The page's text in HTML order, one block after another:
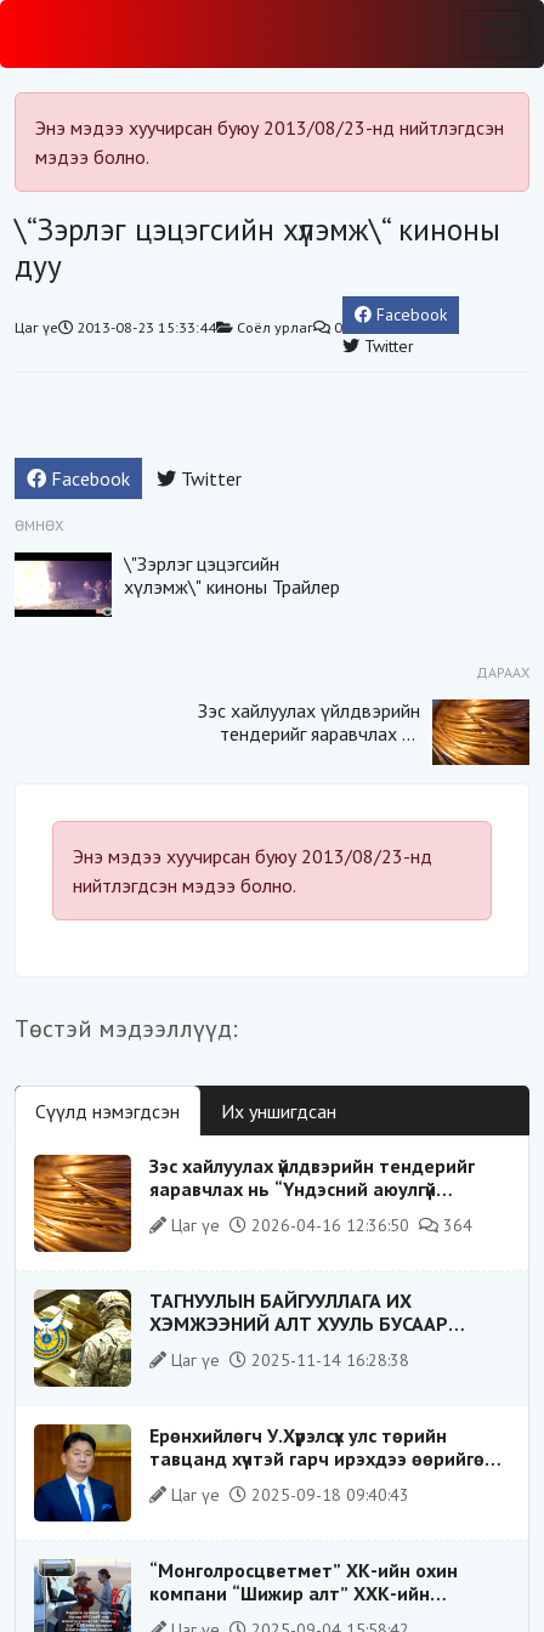
Энэ мэдээ хуучирсан буюу 2013/08/23-нд нийтлэгдсэн
мэдээ болно.
\“Зэрлэг цэцэгсийн хүлэмж\“ киноны
дуу
Цаг үе 2013-08-23 15:33:44 Соёл урлаг 0
Facebook
Twitter
Facebook Twitter
ӨМНӨХ
\"Зэрлэг цэцэгсийн
хүлэмж\" киноны Трайлер
ДАРААХ
Зэс хайлуулах үйлдвэрийн
тендерийг яаравчлах нь
Энэ мэдээ хуучирсан буюу 2013/08/23-нд
нийтлэгдсэн мэдээ болно.
Төстэй мэдээллүүд:
Сүүлд нэмэгдсэн Их уншигдсан
Зэс хайлуулах үйлдвэрийн тендерийг
яаравчлах нь “Үндэсний аюулгүй
байдал“-д эрсдэлтэй юу?
Цаг үе 2026-04-16 12:36:50 364
ТАГНУУЛЫН БАЙГУУЛЛАГА ИХ
ХЭМЖЭЭНИЙ АЛТ ХУУЛЬ БУСААР
ХИЛЭЭР ГАРГАХ ГЭЖ БАЙСАН
ҮЙЛДЛИЙГ ТАСЛАН ЗОГСООЛОО
Цаг үе 2025-11-14 16:28:38
Ерөнхийлөгч У.Хүрэлсүх улс төрийн
тавцанд хүчтэй гарч ирэхдээ өөрийгөө
шударга ёсны төлөө тэмцэгч, “хуучин
тогтолцооны хонгилыг нураагч” гэсэн
Цаг үе 2025-09-18 09:40:43
“Монголросцветмет” ХК-ийн охин
компани “Шижир алт” ХХК-ийн
Гүйцэтгэх захирлаар ажиллаж байсан